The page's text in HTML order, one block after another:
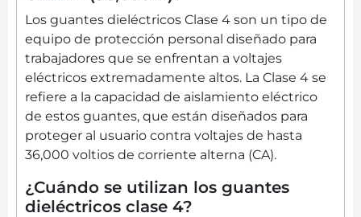
Los guantes dieléctricos Clase 4 son un tipo de
equipo de protección personal diseñado para
trabajadores que se enfrentan a voltajes
eléctricos extremadamente altos. La Clase 4 se
refiere a la capacidad de aislamiento eléctrico
de estos guantes, que están diseñados para
proteger al usuario contra voltajes de hasta
36,000 voltios de corriente alterna (CA).
¿Cuándo se utilizan los guantes
dieléctricos clase 4?